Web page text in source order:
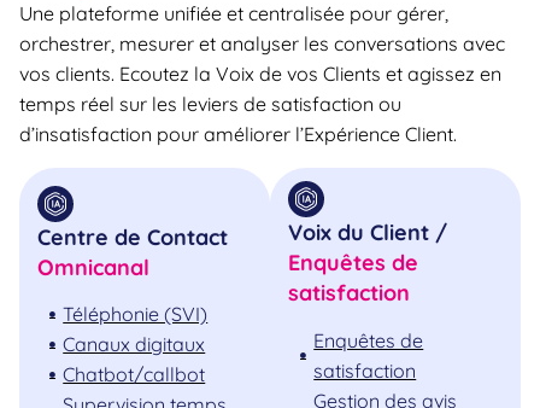
Une plateforme unifiée et centralisée pour gérer,
orchestrer, mesurer et analyser les conversations avec
vos clients. Ecoutez la Voix de vos Clients et agissez en
temps réel sur les leviers de satisfaction ou
d’insatisfaction pour améliorer l’Expérience Client.
Centre de Contact
Omnicanal
Téléphonie (SVI)
Canaux digitaux
Chatbot/callbot
Voix du Client /
Enquêtes de
satisfaction
Enquêtes de
satisfaction
Gestion des avis